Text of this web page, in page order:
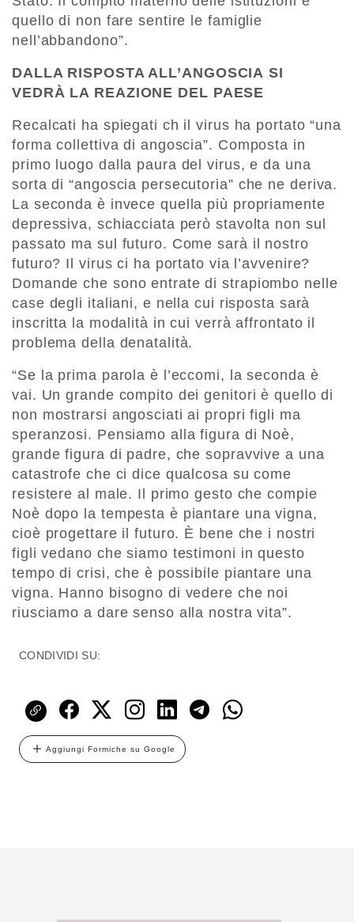
quello di non fare sentire le famiglie
nell’abbandono”.
DALLA RISPOSTA ALL’ANGOSCIA SI
VEDRÀ LA REAZIONE DEL PAESE
Recalcati ha spiegati ch il virus ha portato “una
forma collettiva di angoscia”. Composta in
primo luogo dalla paura del virus, e da una
sorta di “angoscia persecutoria” che ne deriva.
La seconda è invece quella più propriamente
depressiva, schiacciata però stavolta non sul
passato ma sul futuro. Come sarà il nostro
futuro? Il virus ci ha portato via l’avvenire?
Domande che sono entrate di strapiombo nelle
case degli italiani, e nella cui risposta sarà
inscritta la modalità in cui verrà affrontato il
problema della denatalità.
“Se la prima parola è l’eccomi, la seconda è
vai. Un grande compito dei genitori è quello di
non mostrarsi angosciati ai propri figli ma
speranzosi. Pensiamo alla figura di Noè,
grande figura di padre, che sopravvive a una
catastrofe che ci dice qualcosa su come
resistere al male. Il primo gesto che compie
Noè dopo la tempesta è piantare una vigna,
cioè progettare il futuro. È bene che i nostri
figli vedano che siamo testimoni in questo
tempo di crisi, che è possibile piantare una
vigna. Hanno bisogno di vedere che noi
riusciamo a dare senso alla nostra vita”.
CONDIVIDI SU:
Aggiungi Formiche su Google